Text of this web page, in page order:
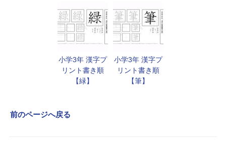
小学3年 漢字プ
リント書き順
【緑】
小学3年 漢字プ
リント書き順
【筆】
前のページへ戻る